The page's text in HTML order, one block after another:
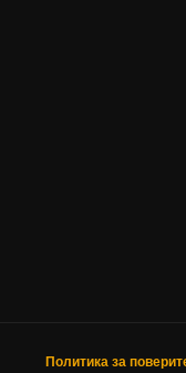
Политика за